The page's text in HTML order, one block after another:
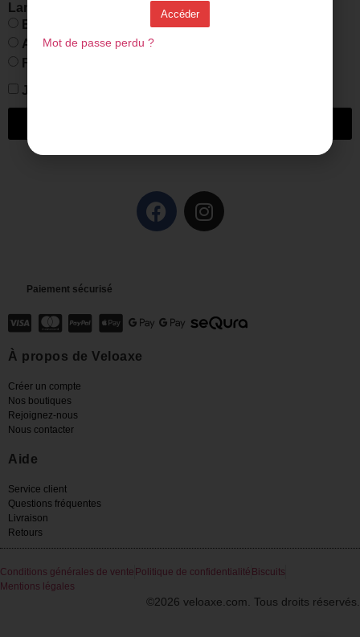
Langue :
Espagnol
Anglais
Français
J'accepte la
Paiement sécurisé
À propos de Veloaxe
Créer un compte
Nos boutiques
Rejoignez-nous
Nous contacter
Aide
Service client
Questions fréquentes
Livraison
Retours
Conditions générales de vente Politique de confidentialité Biscuits
Mentions légales
©2026 veloaxe.com. Tous droits réservés.
Accéder
Mot de passe perdu ?